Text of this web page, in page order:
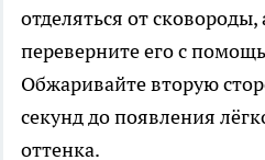
отделяться от сковороды,
переверните его с
Обжаривайте вторую
секунд до появления
оттенка.